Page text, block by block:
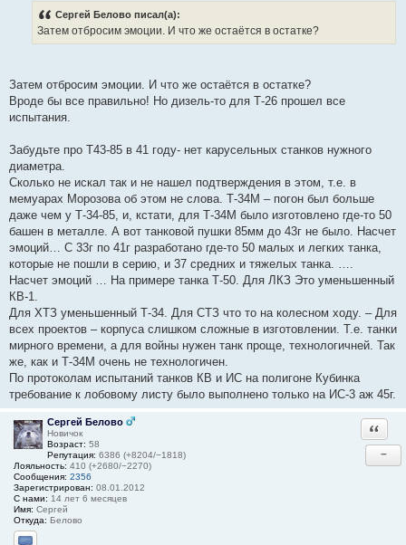
Сергей Белово писал(а):
Затем отбросим эмоции. И что же остаётся в остатке?
Затем отбросим эмоции. И что же остаётся в остатке?
Вроде бы все правильно! Но дизель-то для Т-26 прошел все
испытания.
Забудьте про Т43-85 в 41 году- нет карусельных станков нужного
диаметра.
Сколько не искал так и не нашел подтверждения в этом, т.е. в
мемуарах Морозова об этом не слова. Т-34М – погон был больше
даже чем у Т-34-85, и, кстати, для Т-34М было изготовлено где-то 50
башен в металле. А вот танковой пушки 85мм до 43г не было. Насчет
эмоций… С 33г по 41г разработано где-то 50 малых и легких танка,
которые не пошли в серию, и 37 средних и тяжелых танка. ….
Насчет эмоций … На примере танка Т-50. Для ЛКЗ Это уменьшенный
КВ-1.
Для ХТЗ уменьшенный Т-34. Для СТЗ что то на колесном ходу. – Для
всех проектов – корпуса слишком сложные в изготовлении. Т.е. танки
мирного времени, а для войны нужен танк проще, технологичней. Так
же, как и Т-34М очень не технологичен.
По протоколам испытаний танков КВ и ИС на полигоне Кубинка
требование к лобовому листу было выполнено только на ИС-3 аж 45г.
Сергей Белово
Новичок
Возраст: 58
Репутация: 6386 (+8204/−1818)
Лояльность: 410 (+2680/−2270)
Сообщения: 2356
Зарегистрирован: 08.01.2012
С нами: 14 лет 6 месяцев
Имя: Сергей
Откуда: Белово
−